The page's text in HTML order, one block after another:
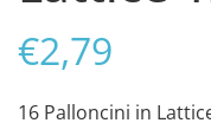
€2,79
16 Palloncini in